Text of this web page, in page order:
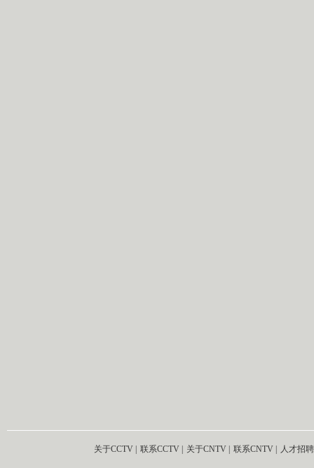
关于CCTV 联系CCTV 关于CNTV 联系CNTV 人才招聘